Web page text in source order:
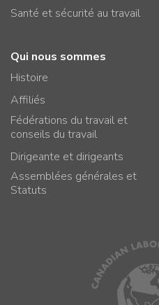
Santé et sécurité au travail
Qui nous sommes
Histoire
Affiliés
Fédérations du travail et
conseils du travail
Dirigeante et dirigeants
Assemblées générales et
Statuts